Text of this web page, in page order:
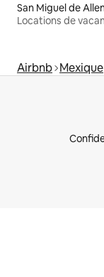
San Miguel de
Locations de
Airbnb Mexique